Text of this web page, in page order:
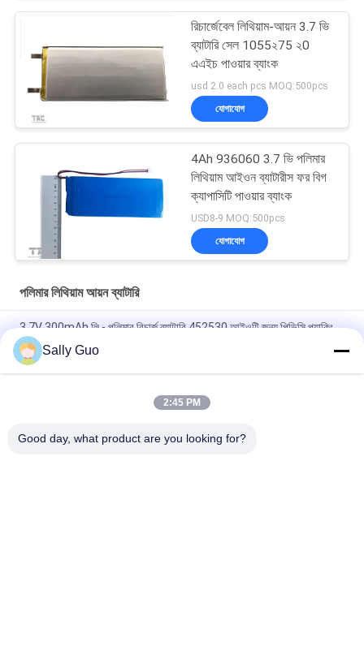
রিচার্জেবেল লিথিয়াম-আয়ন 3.7 ভি
ব্যাটারি সেল 1055২75 ২0
এএইচ পাওয়ার ব্যাংক
usd 2.0 each pcs MOQ:500pcs
যোগাযোগ
4Ah 936060 3.7 ভি পলিমার
লিথিয়াম আইওন ব্যাটারীস ফর বিগ
ক্যাপাসিটি পাওয়ার ব্যাংক
USD8-9 MOQ:500pcs
যোগাযোগ
পলিমার লিথিয়াম আয়ন ব্যাটারি
3.7V 300mAh লি - পলিমার রিচার্জ ব্যাটারি 452530 আইওটি জন্য পিভিসি প্যাকিং
আইওটি LP093040 3.7V 1000mAh এর জন্য পুনরায় চার্জযোগ্য পলিমার লিথিয়াম
আয়ন ব্যাটারি
পলিমার লিথিয়াম আয়ন ব্যাটারি LP602535 3.7V 500mAh ছোট গৃহস্থালি পণ্যের
Sally Guo
2:45 PM
Good day, what product are you looking for?